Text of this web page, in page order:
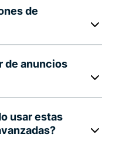
de
de anuncios
usar estas